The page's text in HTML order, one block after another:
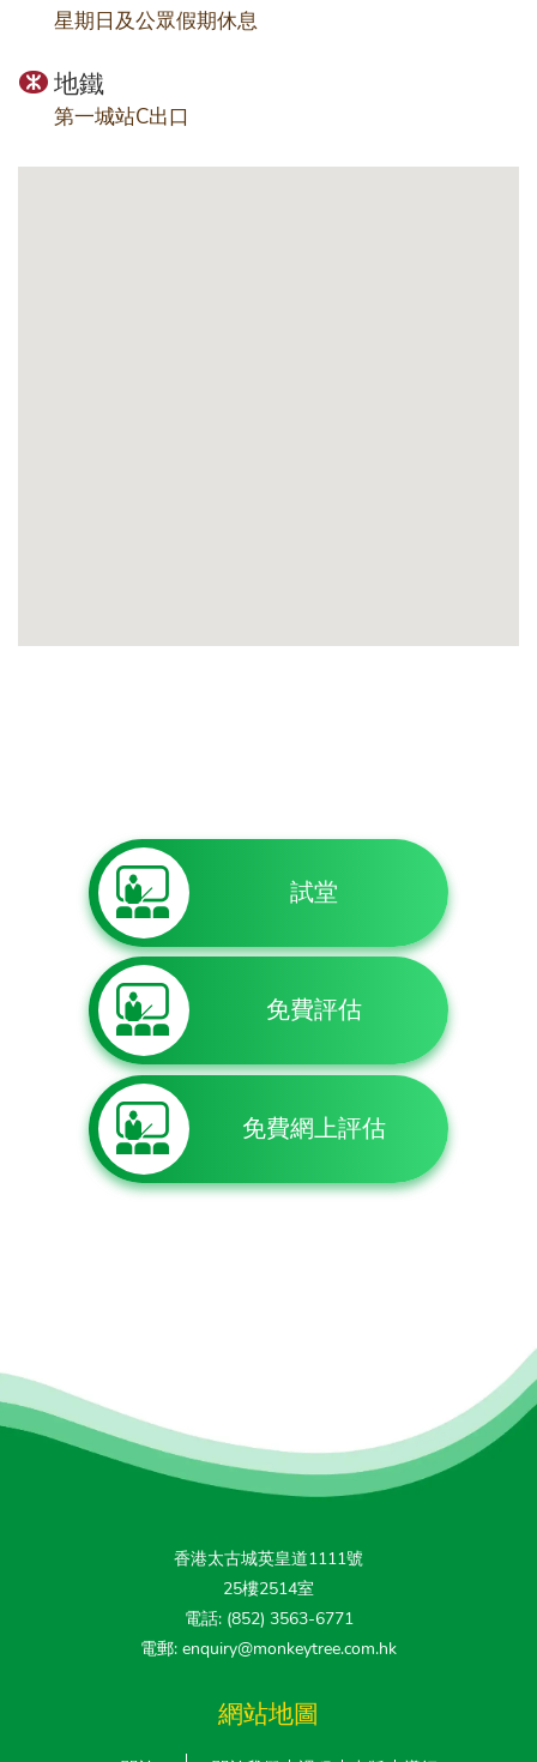
星期日及公眾假期休息
地鐵
第一城站C出口
試堂
免費評估
免費網上評估
香港太古城英皇道1111號
25樓2514室
電話: (852) 3563-6771
電郵: enquiry@monkeytree.com.hk
網站地圖